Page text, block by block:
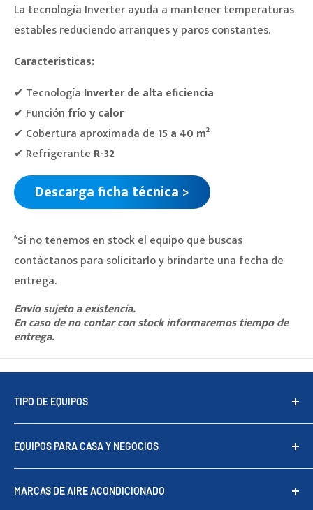
La tecnología Inverter ayuda a mantener temperaturas
estables reduciendo arranques y paros constantes.
Características:
✔ Tecnología Inverter de alta eficiencia
✔ Función frío y calor
✔ Cobertura aproximada de 15 a 40 m²
✔ Refrigerante R-32
Descarga ficha técnica >
*Si no tenemos en stock el equipo que buscas
contáctanos para solicitarlo y brindarte una fecha de
entrega.
Envío sujeto a existencia.
En caso de no contar con stock informaremos tiempo de
entrega.
TIPO DE EQUIPOS
Equipos Piso Techo
Equipos tipo cassette
Minisplits
Fan & Coil
EQUIPOS PARA CASA Y NEGOCIOS
Aire acondicionado para oficinas
Aire acondicionado para casa
MARCAS DE AIRE ACONDICIONADO